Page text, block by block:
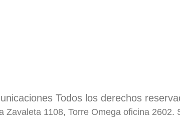
Todos los derechos
Zavaleta 1108, Torre Omega oficina